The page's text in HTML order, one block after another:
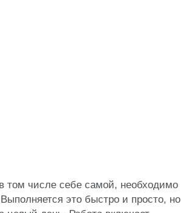
том числе себе самой, необходимо
это быстро и просто, но